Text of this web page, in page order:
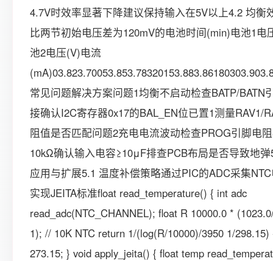
4.7V时效率显著下降建议保持输入在5V以上4.2 均衡
比两节初始电压差为120mV的电池时间(min)电池1电
池2电压(V)电流
常见问题解决方案问题1均衡不启动检查BATP/BATN
接确认I2C寄存器0x17的BAL_EN位已置1测量RAV1/
阻值是否匹配问题2充电电流波动检查PROG引脚电
10kΩ确认输入电容≥10μF排查PCB布局是否导致地
应用与扩展5.1 温度补偿策略通过PIC的ADC采集
实现JEITA标准float read_temperature() { int adc
read_adc(NTC_CHANNEL); float R 10000.0 *
1); // 10K NTC return 1/(log(R/10000)/3950 1/298.15)
273.15; } void apply_jeita() { float temp